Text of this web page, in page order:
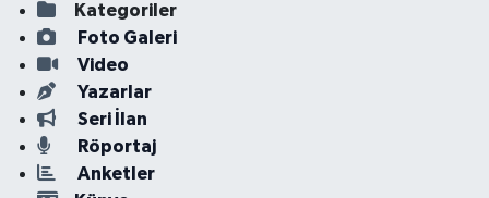
Kategoriler
Foto Galeri
Video
Yazarlar
Seri İlan
Röportaj
Anketler